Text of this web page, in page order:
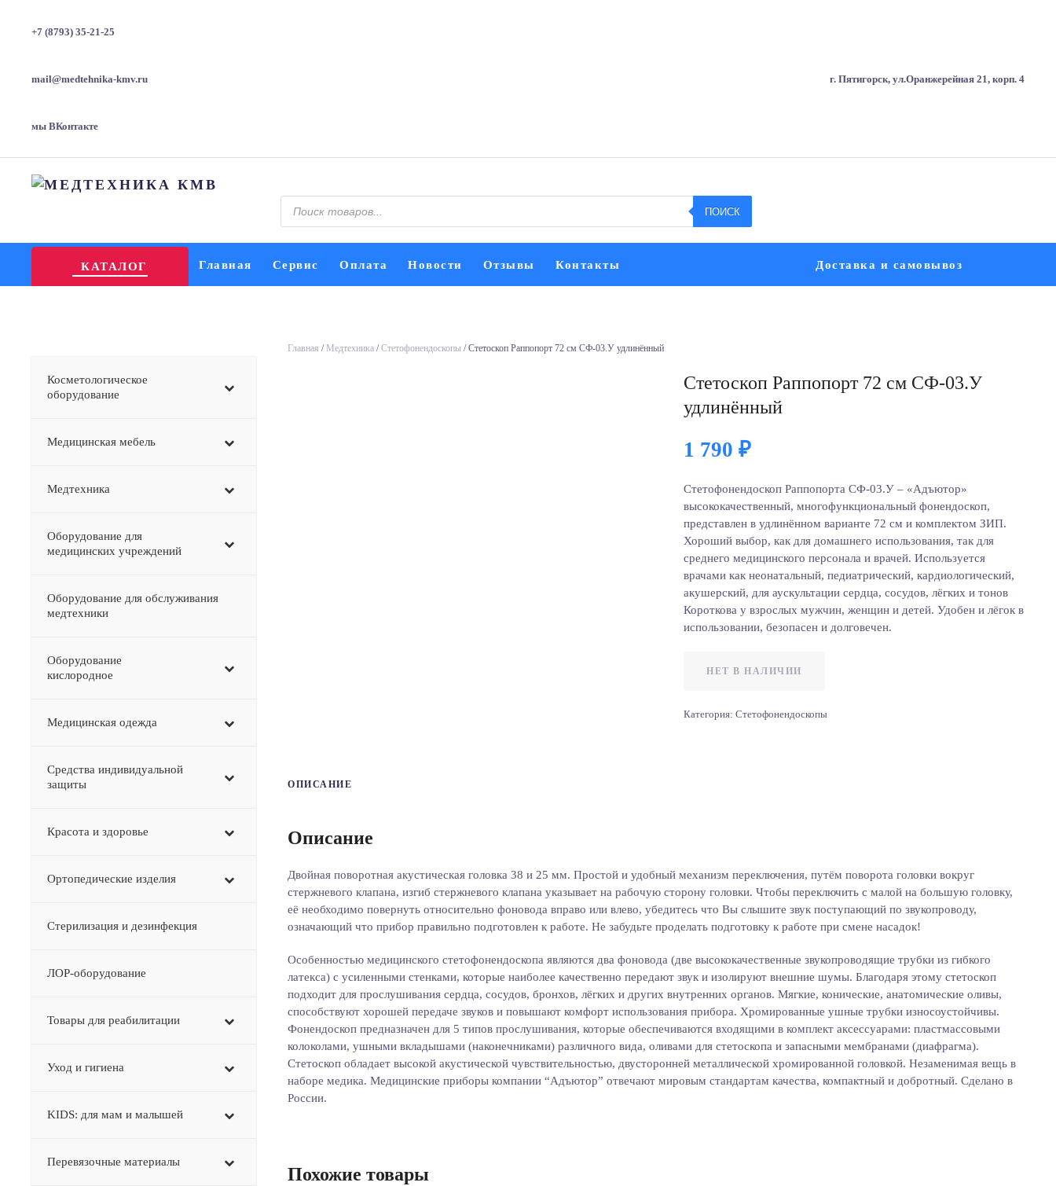
+7 (8793) 35-21-25
mail@medtehnika-kmv.ru
мы ВКонтакте
г. Пятигорск, ул.Оранжерейная 21, корп. 4
Поиск
товаров
ПОИСК
КАТАЛОГ Главная Сервис Оплата Новости Отзывы Контакты Доставка и самовывоз
Главная / Медтехника /Стетофонендоскопы / Стетоскоп Раппопорт 72 см СФ-03.У удлинённый
Стетоскоп Раппопорт 72 см СФ-03.У
удлинённый
1 790 ₽
Стетофонендоскоп Раппопорта СФ-03.У – «Адъютор»
высококачественный, многофункциональный фонендоскоп,
представлен в удлинённом варианте 72 см и комплектом ЗИП.
Хороший выбор, как для домашнего использования, так для
среднего медицинского персонала и врачей. Используется
врачами как неонатальный, педиатрический, кардиологический,
акушерский, для аускультации сердца, сосудов, лёгких и тонов
Короткова у взрослых мужчин, женщин и детей. Удобен и лёгок в
использовании, безопасен и долговечен.
НЕТ В НАЛИЧИИ
Категория: Стетофонендоскопы
ОПИСАНИЕ
Описание
Двойная поворотная акустическая головка 38 и 25 мм. Простой и удобный механизм переключения, путём поворота головки вокруг
стержневого клапана, изгиб стержневого клапана указывает на рабочую сторону головки. Чтобы переключить с малой на большую головку,
её необходимо повернуть относительно фоновода вправо или влево, убедитесь что Вы слышите звук поступающий по звукопроводу,
означающий что прибор правильно подготовлен к работе. Не забудьте проделать подготовку к работе при смене насадок!
Особенностью медицинского стетофонендоскопа являются два фоновода (две высококачественные звукопроводящие трубки из гибкого
латекса) с усиленными стенками, которые наиболее качественно передают звук и изолируют внешние шумы. Благодаря этому стетоскоп
подходит для прослушивания сердца, сосудов, бронхов, лёгких и других внутренних органов. Мягкие, конические, анатомические оливы,
способствуют хорошей передаче звуков и повышают комфорт использования прибора. Хромированные ушные трубки износоустойчивы.
Фонендоскоп предназначен для 5 типов прослушивания, которые обеспечиваются входящими в комплект аксессуарами: пластмассовыми
колоколами, ушными вкладышами (наконечниками) различного вида, оливами для стетоскопа и запасными мембранами (диафрагма).
Стетоскоп обладает высокой акустической чувствительностью, двусторонней металлической хромированной головкой. Незаменимая вещь в
наборе медика. Медицинские приборы компании “Адъютор” отвечают мировым стандартам качества, компактный и добротный. Сделано в
России.
Похожие товары
Косметологическое
оборудование
Медицинская мебель
Медтехника
Оборудование для
медицинских учреждений
Оборудование для обслуживания
медтехники
Оборудование
кислородное
–
Медицинская одежда
Средства индивидуальной
защиты
Красота и здоровье
Ортопедические изделия
Стерилизация и дезинфекция
ЛОР-оборудование
Товары для реабилитации
Уход и гигиена
KIDS: для мам и малышей
Перевязочные материалы